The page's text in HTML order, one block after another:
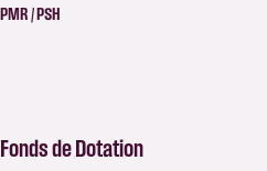
PMR / PSH
Fonds de Dotation